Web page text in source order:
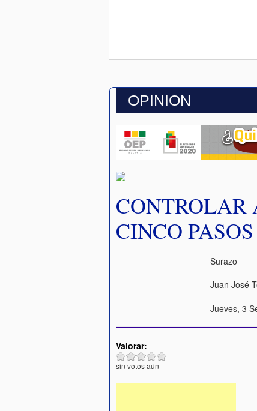
OPINION
CONTROLAR
CINCO PASOS
Surazo
Juan José
Jueves, 3
Valorar:
sin votos aún